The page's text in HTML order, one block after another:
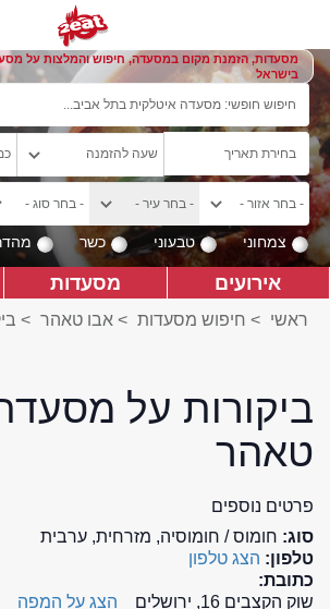
מסעדות, הזמנת מקום במסעדה, חיפוש והמלצות על
בישראל
צמחוני טבעוני כשר
אירועים מסעדות
ראשי > חיפוש מסעדות > אבו טאהר >
ביקורות על
טאהר
פרטים נוספים
סוג: חומוס / חומוסיה, מזרחית, ערבית
טלפון: הצג טלפון
כתובת:
שוק הקצבים 16, ירושלים
הצג על המפה